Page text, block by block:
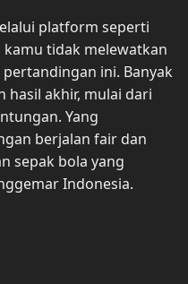
platform seperti
tidak melewatkan
ini. Banyak
hasil akhir, mulai dari
Yang
berjalan fair dan
sepak bola yang
Indonesia.